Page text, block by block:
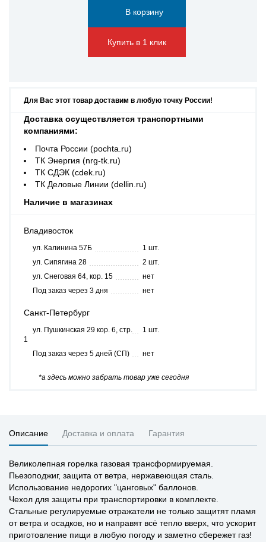
Купить в 1 клик
Для Вас этот товар доставим в любую точку России!
Доставка осуществляется транспортными
компаниями:
Почта России (pochta.ru)
ТК Энергия (nrg-tk.ru)
ТК СДЭК (cdek.ru)
ТК Деловые Линии (dellin.ru)
Наличие в магазинах
Владивосток
ул. Калинина 57Б
1 шт.
ул. Сипягина 28
2 шт.
ул. Снеговая 64, кор. 15
нет
Под заказ через 3 дня
нет
Санкт-Петербург
ул. Пушкинская 29 кор. 6, стр.
1
1 шт.
Под заказ через 5 дней (СП) нет
*а здесь можно забрать товар уже сегодня
Описание Доставка и оплата Гарантия
Великолепная горелка газовая трансформируемая.
Пьезоподжиг, защита от ветра, нержавеющая сталь.
Использование недорогих "цанговых" баллонов.
Чехол для защиты при транспортировки в комплекте.
Стальные регулируемые отражатели не только защитят пламя
от ветра и осадков, но и направят всё тепло вверх, что ускорит
приготовление пищи в любую погоду и заметно сбережет газ!